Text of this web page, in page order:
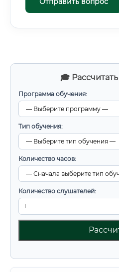
🎓
Программа обучения:
Тип обучения:
Количество часов:
Количество слушателей: